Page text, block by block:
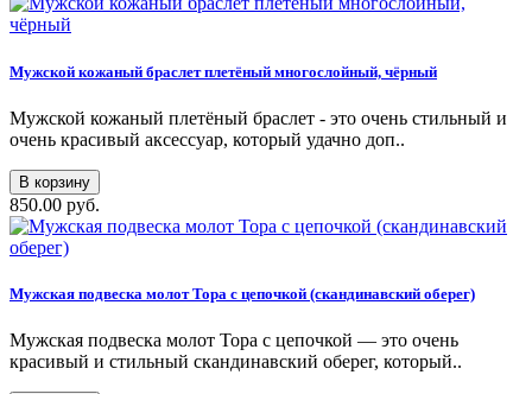
Мужской кожаный браслет плетёный многослойный, чёрный
Мужской кожаный плетёный браслет - это очень стильный и
очень красивый аксессуар, который удачно доп..
В корзину
850.00 руб.
Мужская подвеска молот Тора с цепочкой (скандинавский оберег)
Мужская подвеска молот Тора с цепочкой — это очень
красивый и стильный скандинавский оберег, который..